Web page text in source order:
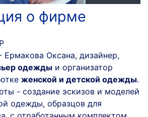
о фирме
Ермакова Оксана, дизайнер,
одежды и организатор
женской и детской одежды.
- создание эскизов и моделей
одежды, образцов для